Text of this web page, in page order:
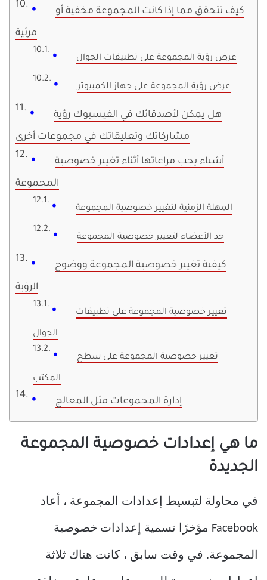
كيف تتحقق مما إذا كانت المجموعة مخفية أو
مرئية
عرض رؤية المجموعة على تطبيقات الجوال
عرض رؤية المجموعة على جهاز الكمبيوتر
هل يمكن لأصدقائك في الفيسبوك رؤية
مشاركاتك وتعليقاتك في مجموعات أخرى
أشياء يجب مراعاتها أثناء تغيير خصوصية
المجموعة
المهلة الزمنية لتغيير خصوصية المجموعة
حد الأعضاء لتغيير خصوصية المجموعة
كيفية تغيير خصوصية المجموعة ووضوح
الرؤية
تغيير خصوصية المجموعة على تطبيقات
الجوال
تغيير خصوصية المجموعة على سطح
المكتب
إدارة المجموعات مثل المعالج
ما هي إعدادات خصوصية المجموعة
الجديدة
في محاولة لتبسيط إعدادات المجموعة ، أعاد
Facebook مؤخرًا تسمية إعدادات خصوصية
المجموعة. في وقت سابق ، كانت هناك ثلاثة